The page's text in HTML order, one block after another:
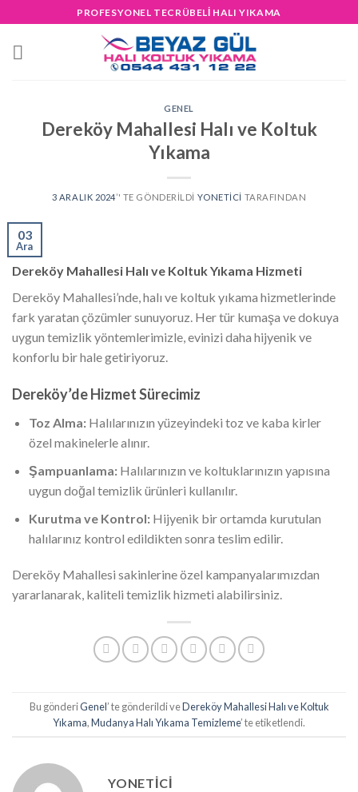
to
content
PROFESYONEL TECRÜBELİ HALI YIKAMA
GENEL
Dereköy Mahallesi Halı ve Koltuk
Yıkama
3 ARALIK 2024’' TE GÖNDERILDI YONETICI TARAFINDAN
03
Ara
Dereköy Mahallesi Halı ve Koltuk Yıkama Hizmeti
Dereköy Mahallesi’nde, halı ve koltuk yıkama hizmetlerinde
fark yaratan çözümler sunuyoruz. Her tür kumaşa ve dokuya
uygun temizlik yöntemlerimizle, evinizi daha hijyenik ve
konforlu bir hale getiriyoruz.
Dereköy’de Hizmet Sürecimiz
Toz Alma:Halılarınızın yüzeyindeki toz ve kaba kirler
özel makinelerle alınır.
Şampuanlama:Halılarınızın ve koltuklarınızın yapısına
uygun doğal temizlik ürünleri kullanılır.
Kurutma ve Kontrol:Hijyenik bir ortamda kurutulan
halılarınız kontrol edildikten sonra teslim edilir.
Dereköy Mahallesi sakinlerine özel kampanyalarımızdan
yararlanarak, kaliteli temizlik hizmeti alabilirsiniz.
Bu gönderiGenel’ te gönderildi veDereköy Mahallesi Halı ve Koltuk
Yıkama,Mudanya Halı Yıkama Temizleme’ te etiketlendi.
YONETICI